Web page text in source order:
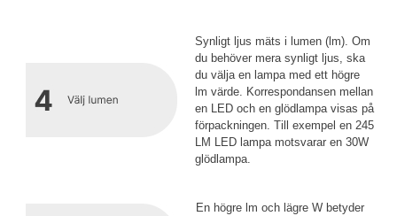
Synligt ljus mäts i lumen (lm). Om
du behöver mera synligt ljus, ska
du välja en lampa med ett högre
lm värde. Korrespondansen mellan
en LED och en glödlampa visas på
förpackningen. Till exempel en 245
LM LED lampa motsvarar en 30W
glödlampa.
En högre lm och lägre W betyder